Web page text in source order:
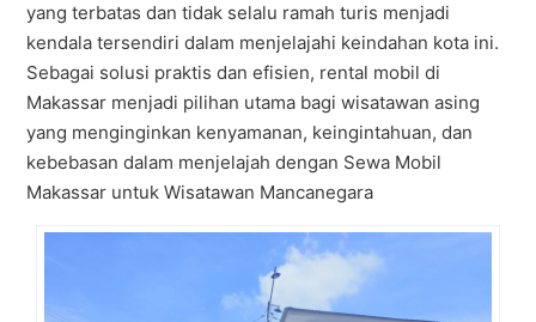
yang terbatas dan tidak selalu ramah turis menjadi
kendala tersendiri dalam menjelajahi keindahan kota ini.
Sebagai solusi praktis dan efisien, rental mobil di
Makassar menjadi pilihan utama bagi wisatawan asing
yang menginginkan kenyamanan, keingintahuan, dan
kebebasan dalam menjelajah dengan Sewa Mobil
Makassar untuk Wisatawan Mancanegara